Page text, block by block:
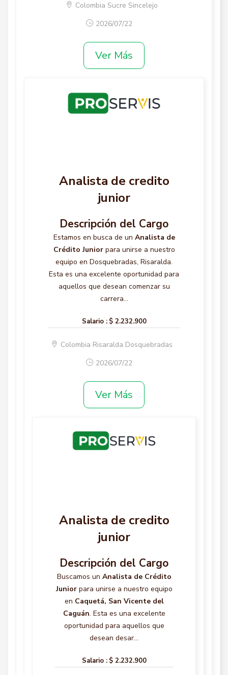
Colombia Sucre Sincelejo
2026/07/22
Ver Más
Analista de credito
junior
Descripción del Cargo
Estamos en busca de un Analista de
Crédito Juniorpara unirse a nuestro
equipo en Dosquebradas, Risaralda.
Esta es una excelente oportunidad para
aquellos que desean comenzar su
carrera...
Salario : $ 2.232.900
Colombia Risaralda Dosquebradas
2026/07/22
Ver Más
Analista de credito
junior
Descripción del Cargo
Buscamos un Analista de Crédito
Juniorpara unirse a nuestro equipo
en Caquetá, San Vicente del
Caguán. Esta es una excelente
oportunidad para aquellos que
desean desar...
Salario : $ 2.232.900